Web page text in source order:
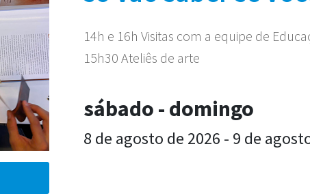
14h e 16h Visitas com a equipe de
15h30 Ateliês de arte
sábado - domingo
8 de agosto de 2026 - 9 de